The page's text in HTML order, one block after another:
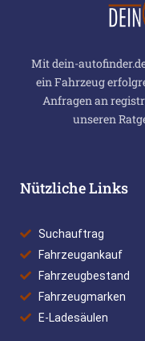
Mit dein-
ein Fahrzeug
Anfragen an
unseren
Nützliche Links
Suchauftrag
Fahrzeugankauf
Fahrzeugbestand
Fahrzeugmarken
E-Ladesäulen